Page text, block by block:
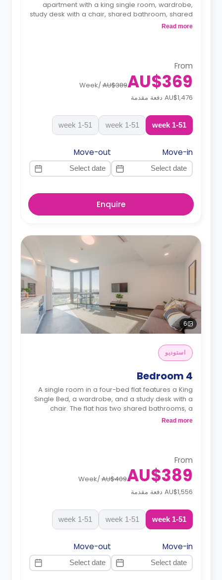
apartment with a king single room, wardrobe,
study desk with a chair, shared bathroom, shared
communal area with 40” LED SmartTV, and
Read more
From
AU$369
AU$389
/
Week
AU$1,476 دفعة مقدمة
1-51 week
1-51 week
1-51 week
Move-in
Move-out
Enquire
6
استوديو
4 Bedroom
A single room in a four-bed flat features a King
Single Bed, a wardrobe, and a study desk with a
chair. The flat has two shared bathrooms, a
shared living room, and a shared kitchen.
Read more
From
AU$389
AU$409
/
Week
AU$1,556 دفعة مقدمة
1-51 week
1-51 week
1-51 week
Move-in
Move-out